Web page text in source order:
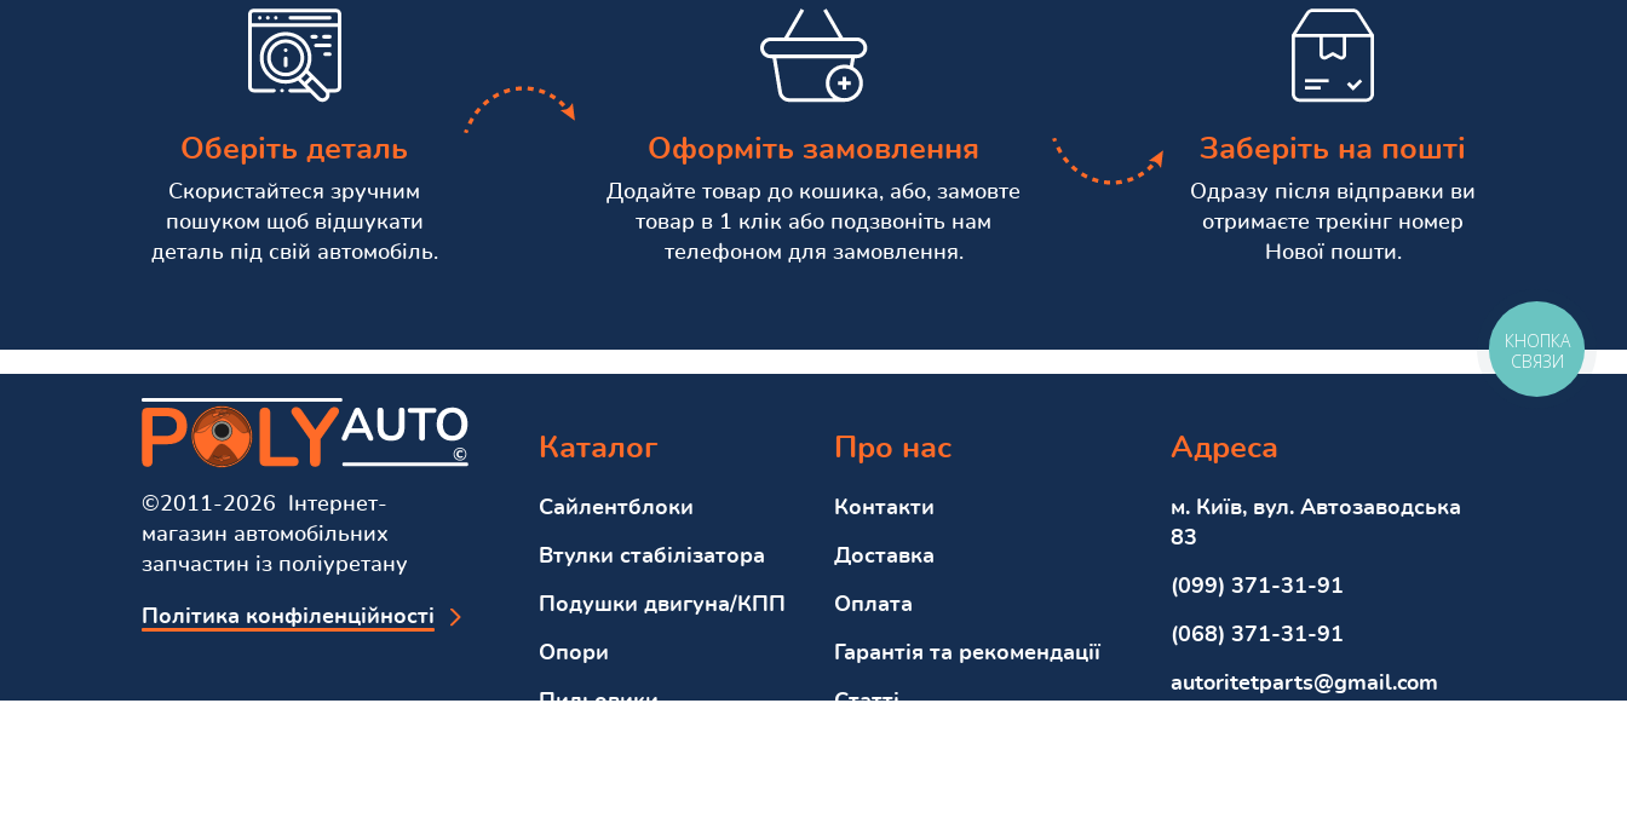
Оберіть деталь
Скористайтеся зручним
пошуком щоб відшукати
деталь під свій автомобіль.
Оформіть замовлення
Додайте товар до кошика, або, замовте
товар в 1 клік або подзвоніть нам
телефоном для замовлення.
Заберіть на пошті
Одразу після відправки ви
отримаєте трекінг номер
Нової пошти.
©2011-2026 Інтернет-
магазин автомобільних
запчастин із поліуретану
Політика конфіленційності
Каталог
Сайлентблоки
Втулки стабілізатора
Подушки двигуна/КПП
Опори
Пильовики
Про нас
Контакти
Доставка
Оплата
Гарантія та рекомендації
Статті
Адреса
м. Київ, вул. Автозаводська
83
(099) 371-31-91
(068) 371-31-91
autoritetparts@gmail.com
КНОПКА
СВЯЗИ